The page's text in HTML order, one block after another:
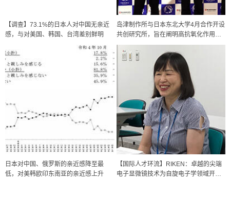
【调查】73.1%的日本人对中国无亲近
感，与对美国、韩国、台湾差别鲜明
岛津制作所与日本东北大学4月合作开设
共创研究所，旨在阐明高抗氧化作用的
超硫分子作用
日本对中国、俄罗斯的亲近感降至最
低，对美韩欧印东南亚的亲近感上升
【国际人才环流】RIKEN：卓越的尖端
电子显微镜技术为自旋电子学领域开辟
政策
日本科研费增设国际共同研究强化新类别，促进青年研究人员赴海外开
展研究
京都大学高效生成光的构成单元“光子”，可应用于量子计算机